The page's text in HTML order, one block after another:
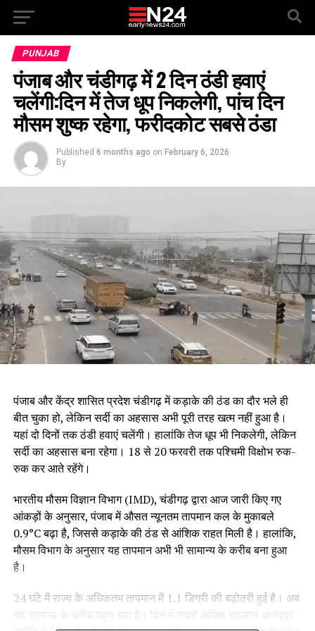
PUNJAB
पंजाब और चंडीगढ़ में 2 दिन ठंडी हवाएं
चलेंगी:दिन में तेज धूप निकलेगी, पांच दिन
मौसम शुष्क रहेगा, फरीदकोट सबसे ठंडा
Published 6 months ago on February 6, 2026
By
पंजाब और केंद्र शासित प्रदेश चंडीगढ़ में कड़ाके की ठंड का दौर भले ही
बीत चुका हो, लेकिन सर्दी का अहसास अभी पूरी तरह खत्म नहीं हुआ है।
यहां दो दिनों तक ठंडी हवाएं चलेंगी। हालांकि तेज धूप भी निकलेगी, लेकिन
सर्दी का अहसास बना रहेगा। 18 से 20 फरवरी तक पश्चिमी विक्षोभ रुक-
रुक कर आते रहेंगे।
भारतीय मौसम विज्ञान विभाग (IMD), चंडीगढ़ द्वारा आज जारी किए गए
आंकड़ों के अनुसार, पंजाब में औसत न्यूनतम तापमान कल के मुकाबले
0.9°C बढ़ा है, जिससे कड़ाके की ठंड से आंशिक राहत मिली है। हालांकि,
मौसम विभाग के अनुसार यह तापमान अभी भी सामान्य के करीब बना हुआ
है।
24 घंटे में राज्य के अधिकतम तापमान में 1.1 डिग्री की बढ़ोतरी हुई है। अब
यह सामान्य के करीब पहुंच गया है। दिन में सबसे अधिक तापमान आनंदपुर